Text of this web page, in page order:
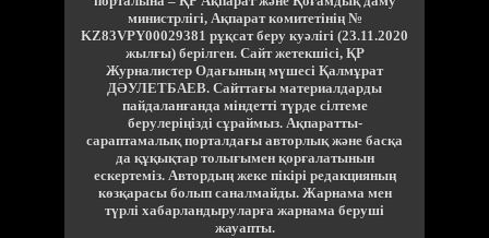
министрлігі, Ақпарат комитетінің №
KZ83VPY00029381 рұқсат беру куәлігі (23.11.2020
жылғы) берілген. Сайт жетекшісі, ҚР
Журналистер Одағының мүшесі Қалмұрат
ДӘУЛЕТБАЕВ. Сайттағы материалдарды
пайдаланғанда міндетті түрде сілтеме
берулеріңізді сұраймыз. Ақпаратты-
сараптамалық порталдағы авторлық және басқа
да құқықтар толығымен қорғалатынын
ескертеміз. Автордың жеке пікірі редакцияның
көзқарасы болып саналмайды. Жарнама мен
түрлі хабарландыруларға жарнама беруші
жауапты.